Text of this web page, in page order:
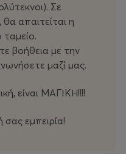
Σε
απαιτείται η
βοήθεια με την
μαζί μας.
είναι ΜΑΓΙΚΗ!!!!
εμπειρία!